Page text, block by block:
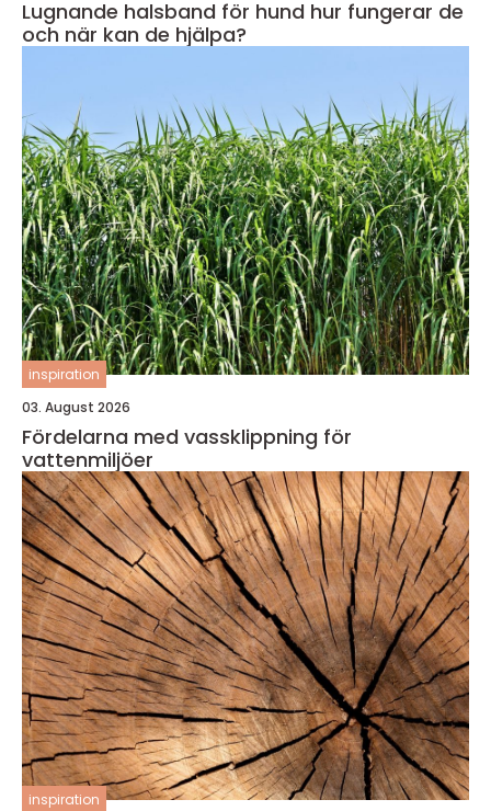
Lugnande halsband för hund hur fungerar de
och när kan de hjälpa?
inspiration
03. August 2026
Fördelarna med vassklippning för
vattenmiljöer
inspiration